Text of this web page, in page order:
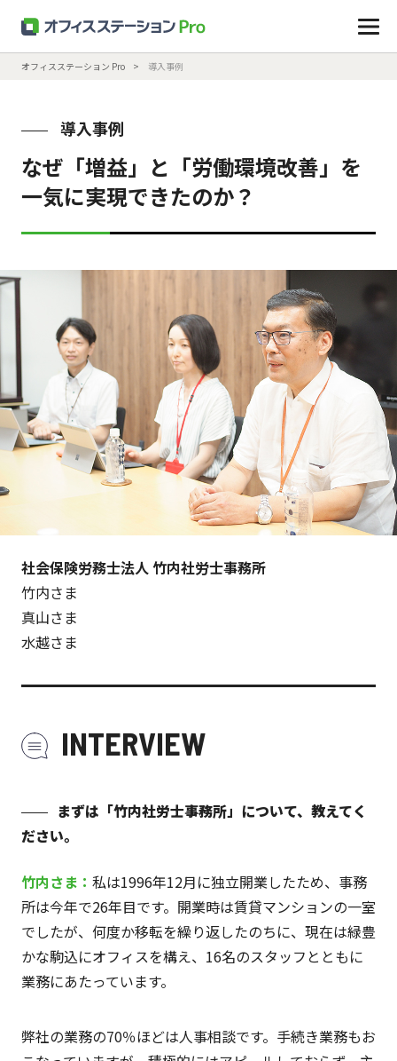
オフィスステーション Pro 導入事例
導入事例
なぜ「増益」と「労働環境改善」を
一気に実現できたのか？
社会保険労務士法人 竹内社労士事務所
竹内さま
真山さま
水越さま
INTERVIEW
まずは「竹内社労士事務所」について、教えてく
ださい。
竹内さま： 私は1996年12月に独立開業したため、事務
所は今年で26年目です。開業時は賃貸マンションの一室
でしたが、何度か移転を繰り返したのちに、現在は緑豊
かな駒込にオフィスを構え、16名のスタッフとともに
業務にあたっています。
弊社の業務の70％ほどは人事相談です。手続き業務もお